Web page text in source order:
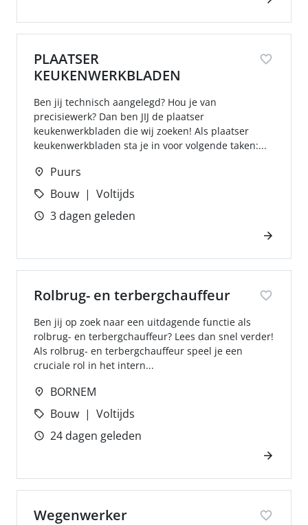
PLAATSER
KEUKENWERKBLADEN
Ben jij technisch aangelegd? Hou je van
precisiewerk? Dan ben JIJ de plaatser
keukenwerkbladen die wij zoeken! Als plaatser
keukenwerkbladen sta je in voor volgende taken:...
Puurs
Bouw
Voltijds
3 dagen geleden
Rolbrug- en terbergchauffeur
Ben jij op zoek naar een uitdagende functie als
rolbrug- en terbergchauffeur? Lees dan snel verder!
Als rolbrug- en terbergchauffeur speel je een
cruciale rol in het intern...
BORNEM
Bouw
Voltijds
24 dagen geleden
Wegenwerker